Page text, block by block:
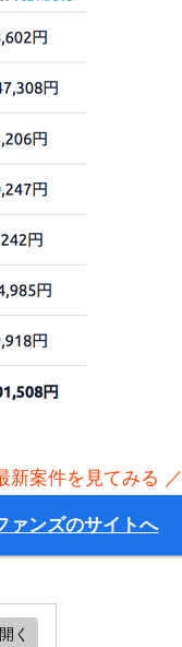
新案件を見てみる ／
ァンズのサイトへ